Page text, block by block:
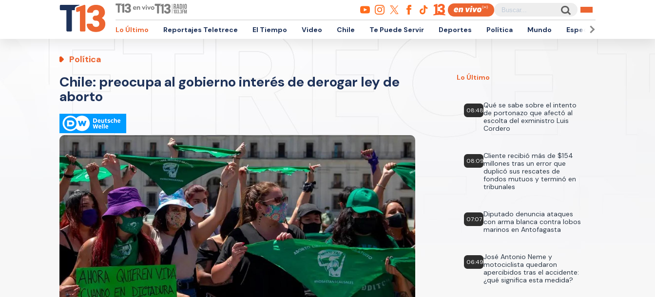
Lo Último Reportajes Teletrece El Tiempo Video Chile Te Puede Servir Deportes Política Mundo Espectáculos
Política
Chile: preocupa al gobierno interés de derogar ley de
aborto
Lo Último
08:48
Qué se sabe sobre el intento
de portonazo que afectó al
escolta del exministro Luis
Cordero
08:09
Cliente recibió más de $154
millones tras un error que
duplicó sus rescates de
fondos mutuos y terminó en
tribunales
07:07
Diputado denuncia ataques
con arma blanca contra lobos
marinos en Antofagasta
06:49
José Antonio Neme y
motociclista quedaron
apercibidos tras el accidente:
¿qué significa esta medida?